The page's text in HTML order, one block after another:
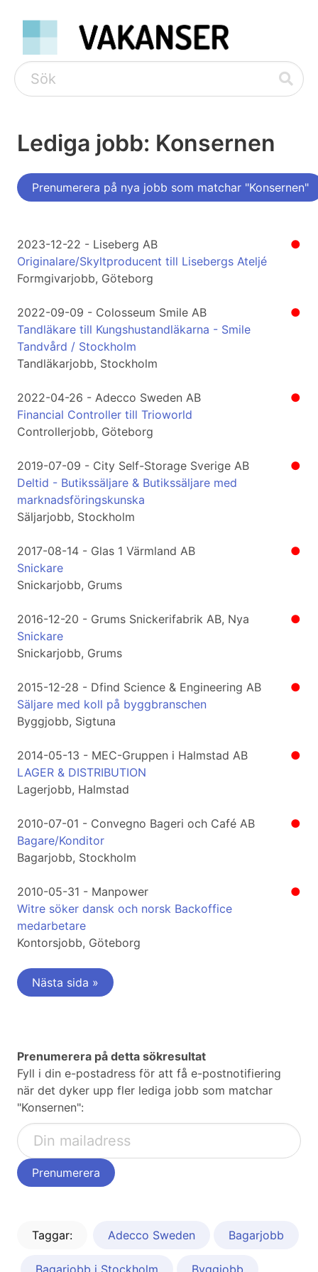
Lediga jobb: Konsernen
Prenumerera på nya jobb som matchar "Konsernen"
●
2023-12-22 - Liseberg AB
Originalare/Skyltproducent till Lisebergs Ateljé
Formgivarjobb, Göteborg
●
2022-09-09 - Colosseum Smile AB
Tandläkare till Kungshustandläkarna - Smile
Tandvård / Stockholm
Tandläkarjobb, Stockholm
●
2022-04-26 - Adecco Sweden AB
Financial Controller till Trioworld
Controllerjobb, Göteborg
●
2019-07-09 - City Self-Storage Sverige AB
Deltid - Butikssäljare & Butikssäljare med
marknadsföringskunska
Säljarjobb, Stockholm
●
2017-08-14 - Glas 1 Värmland AB
Snickare
Snickarjobb, Grums
●
2016-12-20 - Grums Snickerifabrik AB, Nya
Snickare
Snickarjobb, Grums
●
2015-12-28 - Dfind Science & Engineering AB
Säljare med koll på byggbranschen
Byggjobb, Sigtuna
●
2014-05-13 - MEC-Gruppen i Halmstad AB
LAGER & DISTRIBUTION
Lagerjobb, Halmstad
●
2010-07-01 - Convegno Bageri och Café AB
Bagare/Konditor
Bagarjobb, Stockholm
●
2010-05-31 - Manpower
Witre söker dansk och norsk Backoffice
medarbetare
Kontorsjobb, Göteborg
Nästa sida »
Prenumerera på detta sökresultat
Fyll i din e-postadress för att få e-postnotifiering
när det dyker upp fler lediga jobb som matchar
"Konsernen":
Taggar: Adecco Sweden Bagarjobb